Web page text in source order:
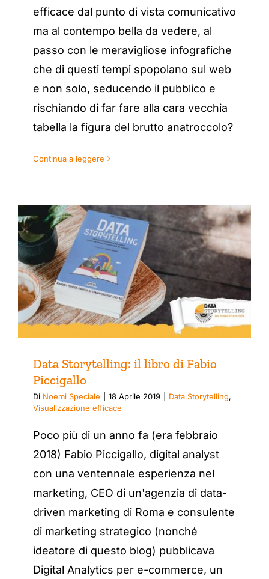
efficace dal punto di vista comunicativo
ma al contempo bella da vedere, al
passo con le meravigliose infografiche
che di questi tempi spopolano sul web
e non solo, seducendo il pubblico e
rischiando di far fare alla cara vecchia
tabella la figura del brutto anatroccolo?
Continua a leggere
Data Storytelling: il libro di Fabio
Piccigallo
Di Noemi Speciale 18 Aprile 2019 Data Storytelling,
Visualizzazione efficace
Poco più di un anno fa (era febbraio
2018) Fabio Piccigallo, digital analyst
con una ventennale esperienza nel
marketing, CEO di un'agenzia di data-
driven marketing di Roma e consulente
di marketing strategico (nonché
ideatore di questo blog) pubblicava
Digital Analytics per e-commerce, un